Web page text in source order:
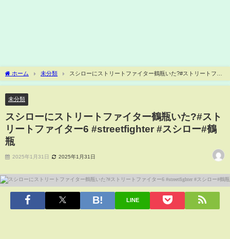
ホーム 未分類
スシローにストリートファイター鶴瓶いた?#ストリートファ
イター6 #streetfighter #スシロー#鶴瓶
未分類
スシローにストリートファイター鶴瓶いた?#スト
リートファイター6 #streetfighter #スシロー#鶴
瓶
2025年1月31日 2025年1月31日
LINE